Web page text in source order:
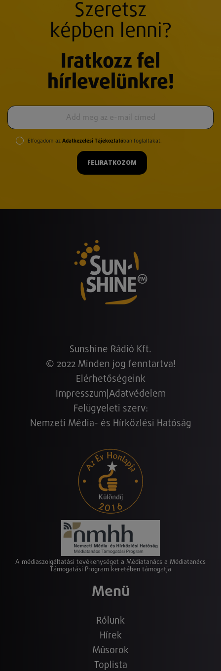
Szeretsz
képben lenni?
Iratkozz fel
hírlevelünkre!
Elfogadom az Adatkezelési Tájékoztatóban foglaltakat.
FELIRATKOZOM
Sunshine Rádió Kft.
© 2022 Minden jog fenntartva!
Elérhetőségeink
Impresszum Adatvédelem
Felügyeleti szerv:
Nemzeti Média- és Hírközlési Hatóság
A médiaszolgáltatási tevékenységet a Médiatanács a Médiatanács
Támogatási Program keretében támogatja
Menü
Rólunk
Hírek
Műsorok
Toplista